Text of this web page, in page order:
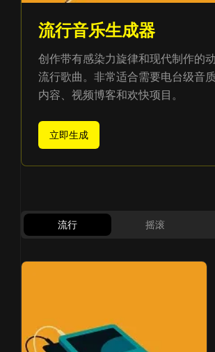
流行音乐生成器
创作带有感染力旋律和现代制作的
流行歌曲。非常适合需要电台级音
内容、视频博客和欢快项目。
立即生成
流行 摇滚